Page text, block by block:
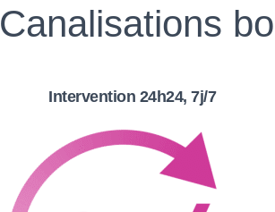
Canalisations
Intervention 24h24, 7j/7